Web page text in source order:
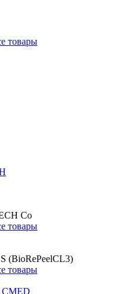
товары
Co
товары
(BioRePeelCL3)
товары
CMED